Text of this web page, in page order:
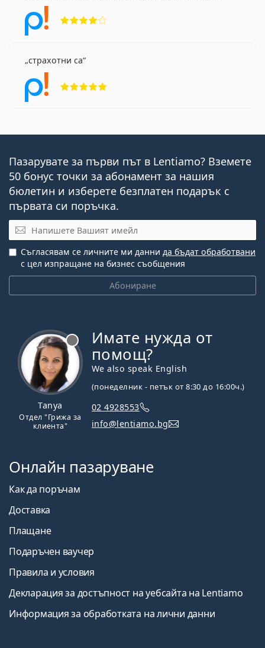
страхотни са
Пазарувате за първи път в Lentiamo? Вземете
50 бонус точки за абонамент за нашия
бюлетин и изберете безплатен подарък с
първата си поръчка.
Имейл
Абониране
Съгласявам се личните ми данни да бъдат обработвани
с цел изпращане на бизнес съобщения
Tanya
Отдел "Грижа за
клиента"
Имате нужда от
помощ?
We also speak English
(понеделник - петък от 8:30 до 16:00ч.)
02 4928553
info@lentiamo.bg
Онлайн пазаруване
Как да поръчам
Доставка
Плащане
Подаръчен ваучер
Правила и условия
Декларация за достъпност на уебсайта на Lentiamo
Информация за обработката на лични данни